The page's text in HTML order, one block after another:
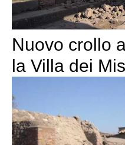
Nuovo crollo
la Villa dei